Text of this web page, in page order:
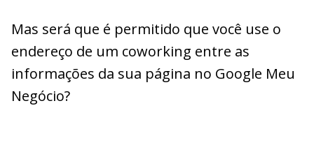
Mas será que é permitido que você use o
endereço de um coworking entre as
informações da sua página no Google Meu
Negócio?